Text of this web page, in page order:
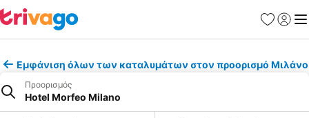
Εμφάνιση όλων των καταλυμάτων στον προορισμό Μιλάνο
Προορισμός
Hotel Morfeo Milano